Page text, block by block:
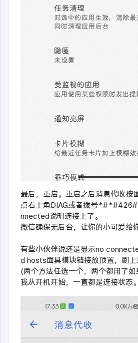
最后，重启。重启之后消息代收按
点右上角DIAG或者拨号
nnected说明连接上了。
微信确保无后台，让你的小可爱给
有些小伙伴说还是显示no
d hosts面具模块链接放顶置，刷上
(两个方法任选一个，两个都用了
我从开机开始，一直都是连接状态。